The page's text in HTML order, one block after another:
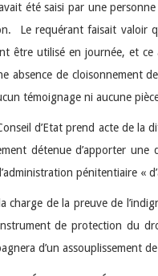
été saisi par une
Le requérant faisait valoir
être utilisé en journée, et
absence de
témoignage ni aucune
d’Etat prend acte de
détenue d’apporter
pénitentiaire «
charge de la preuve de
de protection du
d’un assouplissement